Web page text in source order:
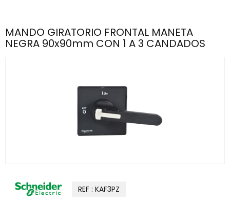
MANDO GIRATORIO FRONTAL MANETA
NEGRA 90x90mm CON 1 A 3 CANDADOS
REF : KAF3PZ